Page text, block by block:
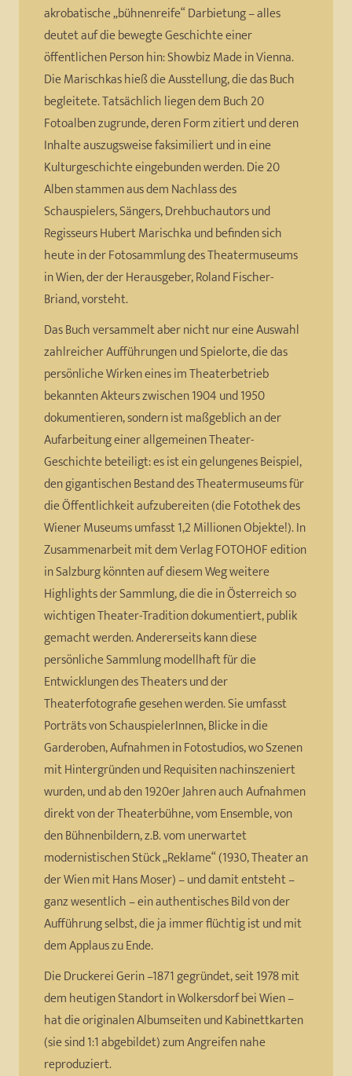
akrobatische „bühnenreife“ Darbietung – alles
deutet auf die bewegte Geschichte einer
öffentlichen Person hin: Showbiz Made in Vienna.
Die Marischkas hieß die Ausstellung, die das Buch
begleitete. Tatsächlich liegen dem Buch 20
Fotoalben zugrunde, deren Form zitiert und deren
Inhalte auszugsweise faksimiliert und in eine
Kulturgeschichte eingebunden werden. Die 20
Alben stammen aus dem Nachlass des
Schauspielers, Sängers, Drehbuchautors und
Regisseurs Hubert Marischka und befinden sich
heute in der Fotosammlung des Theatermuseums
in Wien, der der Herausgeber, Roland Fischer-
Briand, vorsteht.
Das Buch versammelt aber nicht nur eine Auswahl
zahlreicher Aufführungen und Spielorte, die das
persönliche Wirken eines im Theaterbetrieb
bekannten Akteurs zwischen 1904 und 1950
dokumentieren, sondern ist maßgeblich an der
Aufarbeitung einer allgemeinen Theater-
Geschichte beteiligt: es ist ein gelungenes Beispiel,
den gigantischen Bestand des Theatermuseums für
die Öffentlichkeit aufzubereiten (die Fotothek des
Wiener Museums umfasst 1,2 Millionen Objekte!). In
Zusammenarbeit mit dem Verlag FOTOHOF edition
in Salzburg könnten auf diesem Weg weitere
Highlights der Sammlung, die die in Österreich so
wichtigen Theater-Tradition dokumentiert, publik
gemacht werden. Andererseits kann diese
persönliche Sammlung modellhaft für die
Entwicklungen des Theaters und der
Theaterfotografie gesehen werden. Sie umfasst
Porträts von SchauspielerInnen, Blicke in die
Garderoben, Aufnahmen in Fotostudios, wo Szenen
mit Hintergründen und Requisiten nachinszeniert
wurden, und ab den 1920er Jahren auch Aufnahmen
direkt von der Theaterbühne, vom Ensemble, von
den Bühnenbildern, z.B. vom unerwartet
modernistischen Stück „Reklame“ (1930, Theater an
der Wien mit Hans Moser) – und damit entsteht –
ganz wesentlich – ein authentisches Bild von der
Aufführung selbst, die ja immer flüchtig ist und mit
dem Applaus zu Ende.
Die Druckerei Gerin –1871 gegründet, seit 1978 mit
dem heutigen Standort in Wolkersdorf bei Wien –
hat die originalen Albumseiten und Kabinettkarten
(sie sind 1:1 abgebildet) zum Angreifen nahe
reproduziert.